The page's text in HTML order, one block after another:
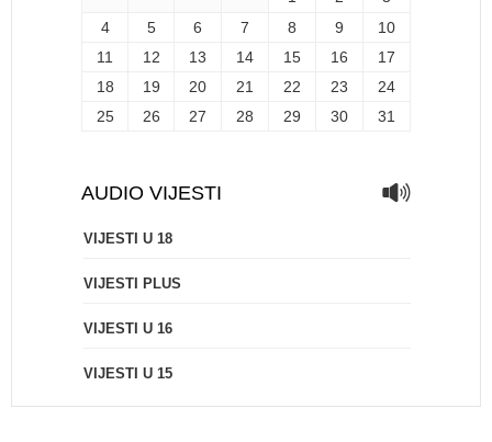
4
5 6 7 8 9
10
11
12 13 14 15 16
17
18
19 20 21 22 23
24
25
26 27 28 29 30 31
AUDIO VIJESTI
VIJESTI U 18
VIJESTI PLUS
VIJESTI U 16
VIJESTI U 15